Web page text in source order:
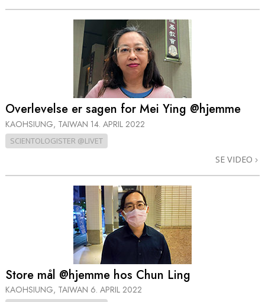
Overlevelse er sagen for Mei Ying @hjemme
KAOHSIUNG, TAIWAN 14. APRIL 2022
SCIENTOLOGISTER @LIVET
SE VIDEO
Store mål @hjemme hos Chun Ling
KAOHSIUNG, TAIWAN 6. APRIL 2022